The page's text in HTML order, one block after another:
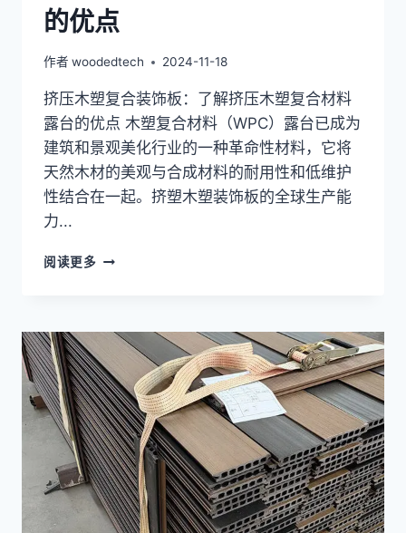
的优点
作者 woodedtech 2024-11-18
挤压木塑复合装饰板：了解挤压木塑复合材料
露台的优点 木塑复合材料（WPC）露台已成为
建筑和景观美化行业的一种革命性材料，它将
天然木材的美观与合成材料的耐用性和低维护
性结合在一起。挤塑木塑装饰板的全球生产能
力...
阅读更多 挤
复
合
甲
板：
了
解
挤
压
型
木
塑